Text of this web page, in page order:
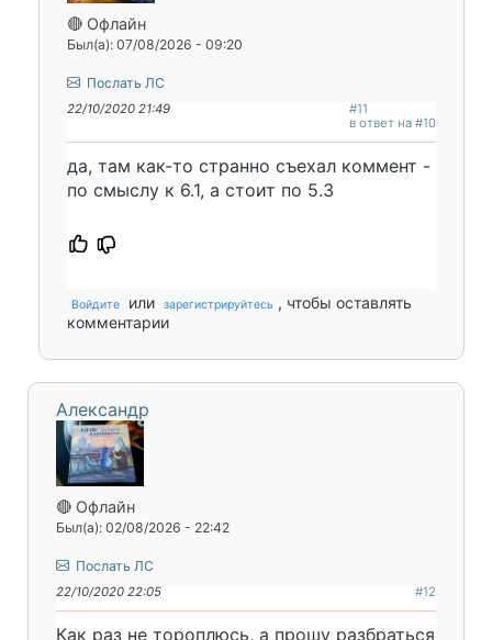
🔴 Офлайн
Был(а): 07/08/2026 - 09:20
Послать ЛС
22/10/2020 21:49
#11
в ответ на #10
да, там как-то странно съехал коммент -
по смыслу к 6.1, а стоит по 5.3
Войдите или зарегистрируйтесь , чтобы оставлять
комментарии
Александр
🔴 Офлайн
Был(а): 02/08/2026 - 22:42
Послать ЛС
22/10/2020 22:05 #12
Как раз не тороплюсь, а прошу разбраться